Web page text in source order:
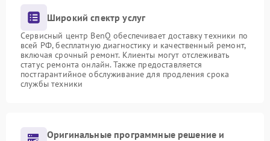
Широкий спектр услуг
Сервисный центр BenQ обеспечивает доставку техники по
всей РФ, бесплатную диагностику и качественный ремонт,
включая срочный ремонт. Клиенты могут отслеживать
статус ремонта онлайн. Также предоставляется
постгарантийное обслуживание для продления срока
службы техники
Оригинальные программные решение и